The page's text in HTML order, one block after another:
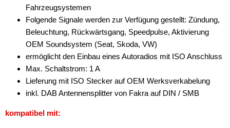
Fahrzeugsystemen
Folgende Signale werden zur Verfügung gestellt: Zündung,
Beleuchtung, Rückwärtsgang, Speedpulse, Aktivierung
OEM Soundsystem (Seat, Skoda, VW)
ermöglicht den Einbau eines Autoradios mit ISO Anschluss
Max. Schaltstrom: 1 A
Lieferung mit ISO Stecker auf OEM Werksverkabelung
inkl. DAB Antennensplitter von Fakra auf DIN / SMB
kompatibel mit: